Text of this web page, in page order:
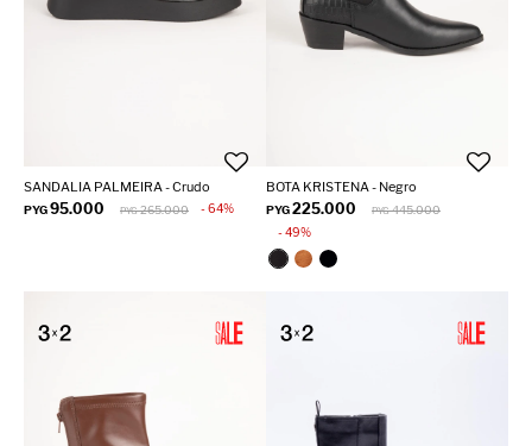
SANDALIA PALMEIRA - Crudo
PYG95.000 PYG 265.000 64
BOTA KRISTENA - Negro
PYG225.000 PYG 445.000
49